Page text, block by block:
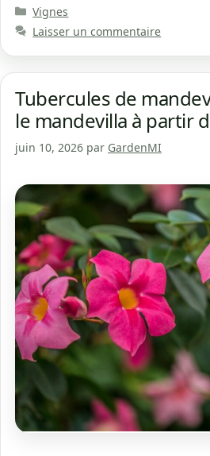
Catégories
Vignes
Laisser un commentaire
Tubercules de
le mandevilla à partir
juin 10, 2026 par GardenMI